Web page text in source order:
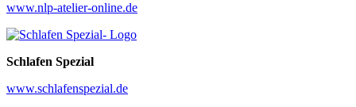
www.nlp-atelier-online.de
Schlafen Spezial
www.schlafenspezial.de